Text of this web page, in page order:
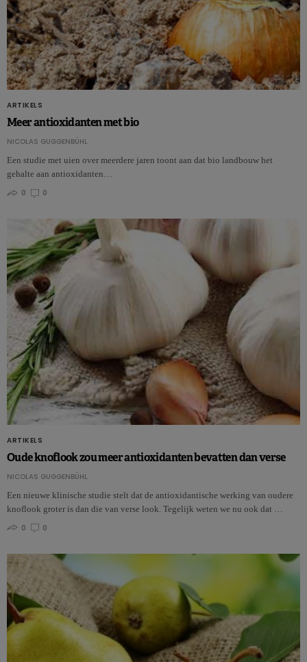
ARTIKELS
Meer antioxidanten met bio
NICOLAS GUGGENBÜHL
Een studie met uien over meerdere jaren toont aan dat bio landbouw het
gehalte aan antioxidanten…
0
0
ARTIKELS
Oude knoflook zou meer antioxidanten bevatten dan verse
NICOLAS GUGGENBÜHL
Een nieuwe klinische studie stelt dat de antioxidantische werking van oudere
knoflook groter is dan die van verse look. Tegelijk weten we nu ook dat …
0
0